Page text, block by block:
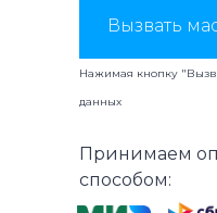
Вызвать
Нажимая кнопку
данных
Принимаем
способом: